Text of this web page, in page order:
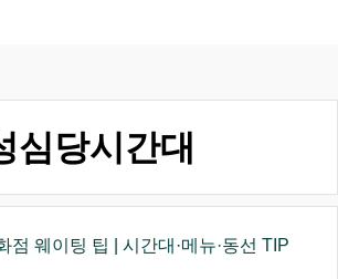
심당시간대